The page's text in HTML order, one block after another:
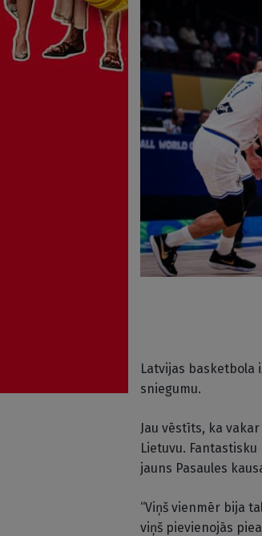
Latvijas basketbola
sniegumu.
Jau vēstīts, ka
Lietuvu.
jauns Pasaules
“Viņš vienmēr bija
viņš pievienojās